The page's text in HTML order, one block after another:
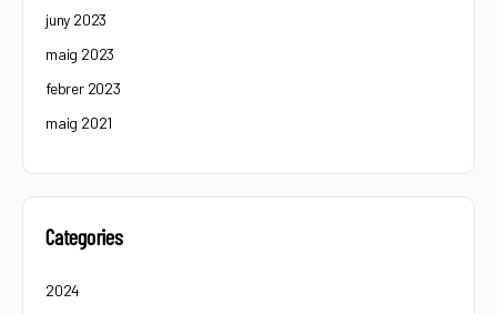
juny 2023
maig 2023
febrer 2023
maig 2021
Categories
2024